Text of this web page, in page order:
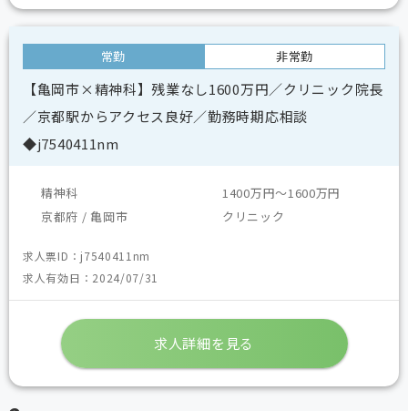
常勤 非常勤
【亀岡市×精神科】残業なし1600万円／クリニック院長
／京都駅からアクセス良好／勤務時期応相談
◆j7540411nm
精神科
1400万円～1600万円
京都府 / 亀岡市
クリニック
求人票ID：j7540411nm
求人有効日：2024/07/31
求人詳細を見る